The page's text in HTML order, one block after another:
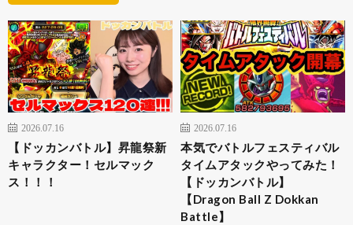
2026.07.16
【ドッカンバトル】昇龍祭新
キャラクター！セルマック
ス！！！
2026.07.16
本気でバトルフェスティバル
タイムアタックやってみた！
【ドッカンバトル】
【Dragon Ball Z Dokkan
Battle】